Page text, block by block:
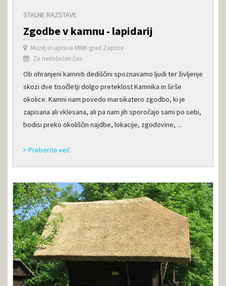
STALNE RAZSTAVE
Zgodbe v kamnu - lapidarij
Muzej in uprava MMK grad Zaprice
Za nedoločen čas
Ob ohranjeni kamniti dediščini spoznavamo ljudi ter življenje
skozi dve tisočletji dolgo preteklost Kamnika in širše
okolice. Kamni nam povedo marsikatero zgodbo, ki je
zapisana ali vklesana, ali pa nam jih sporočajo sami po sebi,
bodisi preko okoliščin najdbe, lokacije, zgodovine, ...
Preberite več